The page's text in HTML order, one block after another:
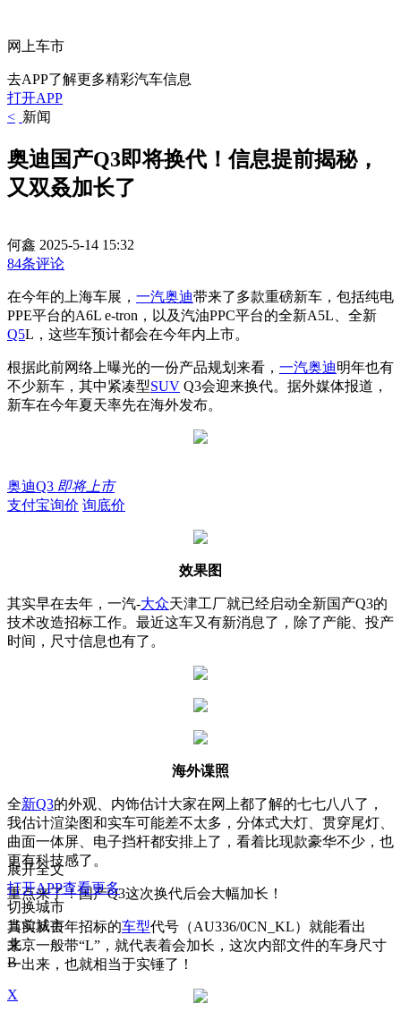
网上车市
去APP了解更多精彩汽车信息
打开APP
< 新闻
奥迪国产Q3即将换代！信息提前揭秘，
又双叒加长了
何鑫 2025-5-14 15:32
84条评论
在今年的上海车展， 一汽奥迪带来了多款重磅新车，包括纯电
PPE平台的A6L e-tron，以及汽油PPC平台的全新A5L、全新
Q5L，这些车预计都会在今年内上市。
根据此前网络上曝光的一份产品规划来看， 一汽奥迪明年也有
不少新车，其中紧凑型SUV Q3会迎来换代。据外媒体报道，
新车在今年夏天率先在海外发布。
奥迪Q3 即将上市
支付宝询价 询底价
效果图
其实早在去年，一汽-大众天津工厂就已经启动全新国产Q3的
技术改造招标工作。 最近这车又有新消息了，除了产能、投产
时间，尺寸信息也有了。
海外谍照
全新Q3的外观、内饰估计大家在网上都了解的七七八八了，
我估计渲染图和实车可能差不太多，分体式大灯、贯穿尾灯、
曲面一体屏、电子挡杆都安排上了，看着比现款豪华不少，也
更有科技感了。
重点来了！国产Q3这次换代后会大幅加长！
其实从去年招标的车型代号（AU336/0CN_KL）就能看出
来，一般带“L”，就代表着会加长，这次内部文件的车身尺寸
一出来，也就相当于实锤了！
展开全文
打开APP查看更多
切换城市
当前城市
北京
B
X